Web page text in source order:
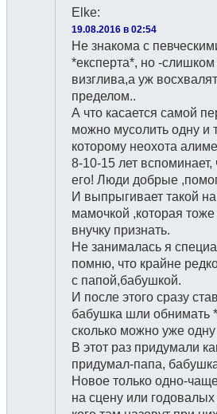
Elke:
19.08.2016 в 02:54
Не знакома с
*експерта*, но -
визглива,а уж
пределом..
А что касается самой
можно мусолить одну и
которому неохота
8-10-15 лет
его! Люди добрые
И выпрыгивает такой
мамочкой ,которая
внучку признать.
Не занималась я
помню, что крайне
с папой,бабушкой.
И после этого сразу
бабушка шли обнимать
сколько можно уже одну
В этот раз придумали
придумал-папа,
Новое только одно-
на сцену или